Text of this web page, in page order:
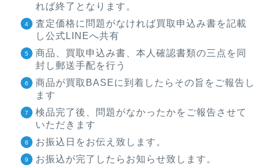
れば終了となります。
査定価格に問題がなければ買取申込み書を記載
し公式LINEへ共有
商品、買取申込み書、本人確認書類の三点を同
封し郵送手配を行う
商品が買取BASEに到着したらその旨をご報告し
ます
検品完了後、問題がなかったかをご報告させて
いただきます
お振込日をお伝え致します。
お振込が完了したらお知らせ致します。